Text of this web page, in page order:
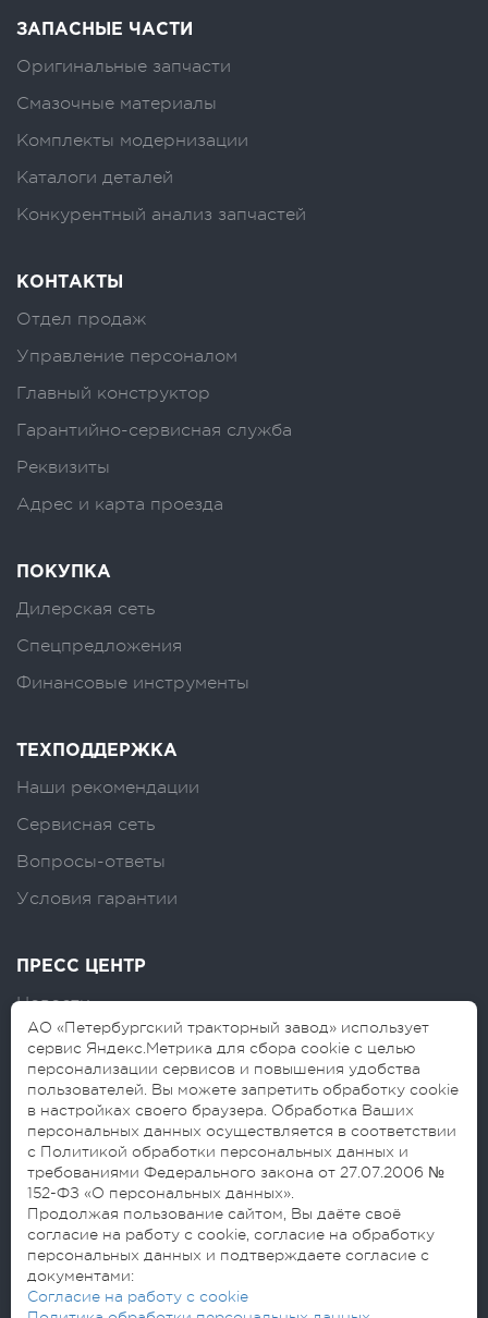
ЗАПАСНЫЕ ЧАСТИ
Оригинальные запчасти
Смазочные материалы
Комплекты модернизации
Каталоги деталей
Конкурентный анализ запчастей
КОНТАКТЫ
Отдел продаж
Управление персоналом
Главный конструктор
Гарантийно-сервисная служба
Реквизиты
Адрес и карта проезда
ПОКУПКА
Дилерская сеть
Спецпредложения
Финансовые инструменты
ТЕХПОДДЕРЖКА
Наши рекомендации
Сервисная сеть
Вопросы-ответы
Условия гарантии
ПРЕСС ЦЕНТР
Новости
Логотипы
Блог
© 2026 АО «Петербургский тракторный
завод»
Согласие на обработку персональных данных
Политика обработки персональных данных
АО «Петербургский тракторный завод» использует
сервис Яндекс.Метрика для сбора cookie с целью
персонализации сервисов и повышения удобства
пользователей. Вы можете запретить обработку cookie
в настройках своего браузера. Обработка Ваших
персональных данных осуществляется в соответствии
с Политикой обработки персональных данных и
требованиями Федерального закона от 27.07.2006 №
152-ФЗ «О персональных данных».
Продолжая пользование сайтом, Вы даёте своё
согласие на работу с cookie, согласие на обработку
персональных данных и подтверждаете согласие с
документами:
Согласие на работу с cookie